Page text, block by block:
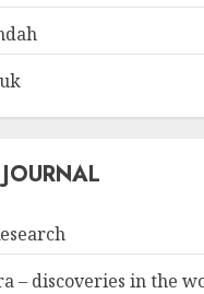
– discoveries in the